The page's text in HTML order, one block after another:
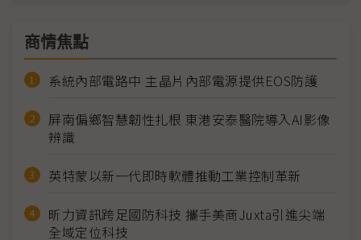
商情焦點
系統內部電路中 主晶片內部電源提供EOS防護
屏南偏鄉智慧韌性扎根 東港安泰醫院導入AI影像
辨識
英特蒙以新一代即時軟體推動工業控制革新
昕力資訊跨足國防科技 攜手美商Juxta引進尖端
全域定位科技